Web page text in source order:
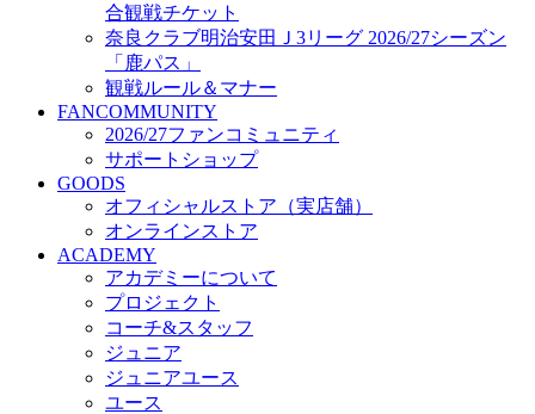
練習拠点（ナラディーア）
SCHOOL
2026/27 パートナー企業
パートナー募集
クラブ理念
クラブ情報
サステナビリティ
Web制作支援
応援プロジェクト
合観戦チケット
奈良クラブ明治安田Ｊ3リーグ 2026/27シーズン
「鹿パス」
観戦ルール＆マナー
FANCOMMUNITY
2026/27ファンコミュニティ
サポートショップ
GOODS
オフィシャルストア（実店舗）
オンラインストア
ACADEMY
アカデミーについて
プロジェクト
コーチ&スタッフ
ジュニア
ジュニアユース
ユース